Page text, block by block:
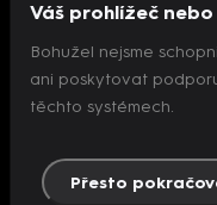
Nepodařilo
Váš prohlížeč
Bohužel nejsme
ani poskytovat
těchto systémech.
Přesto